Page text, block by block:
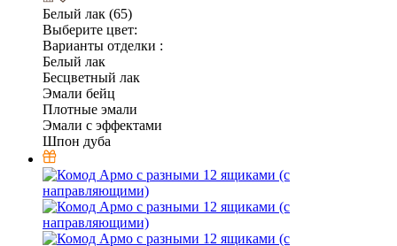
Белый лак (65)
Выберите цвет:
Варианты отделки :
Белый лак
Бесцветный лак
Эмали бейц
Плотные эмали
Эмали с эффектами
Шпон дуба